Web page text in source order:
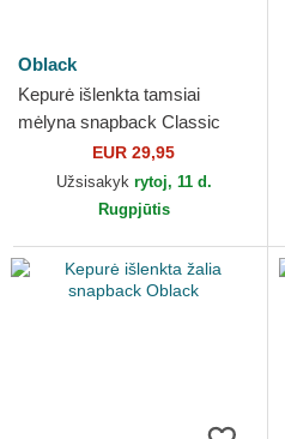
Oblack
Kepurė išlenkta tamsiai
mėlyna snapback Classic
EUR 29,95
Užsisakyk rytoj, 11 d.
Rugpjūtis